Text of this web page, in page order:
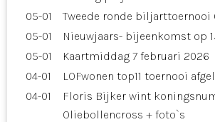
05-01
Tweede ronde biljarttoernooi
05-01
Nieuwjaars- bijeenkomst op
05-01
Kaartmiddag 7 februari 2026
04-01
LOFwonen top11 toernooi
04-01
Floris Bijker wint
Oliebollencross + foto`s